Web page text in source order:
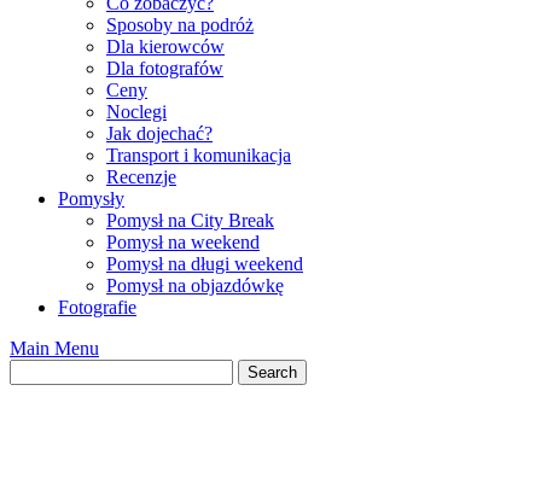
Sposoby na podróż
Dla kierowców
Dla fotografów
Ceny
Noclegi
Jak dojechać?
Transport i komunikacja
Recenzje
Pomysły
Pomysł na City Break
Pomysł na weekend
Pomysł na długi weekend
Pomysł na objazdówkę
Fotografie
Main Menu